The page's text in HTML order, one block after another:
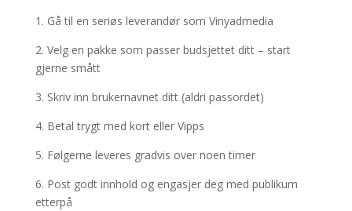
1. Gå til en seriøs leverandør som Vinyadmedia
2. Velg en pakke som passer budsjettet ditt – start
gjerne smått
3. Skriv inn brukernavnet ditt (aldri passordet)
4. Betal trygt med kort eller Vipps
5. Følgerne leveres gradvis over noen timer
6. Post godt innhold og engasjer deg med publikum
etterpå